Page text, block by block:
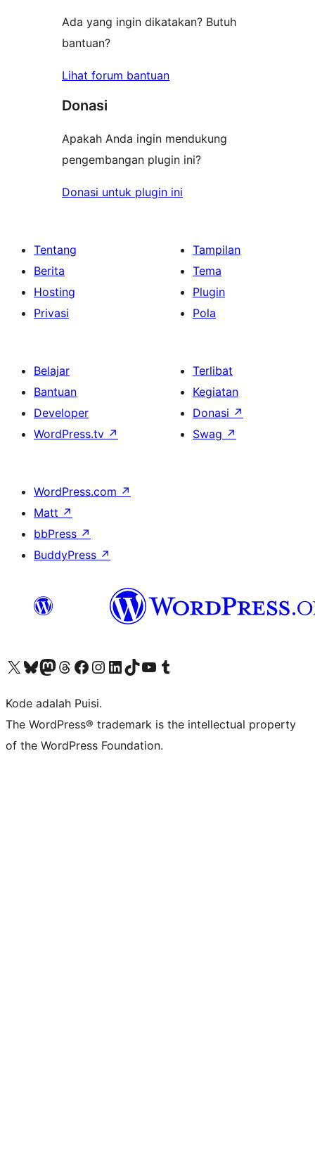
Ada yang ingin dikatakan? Butuh
bantuan?
Lihat forum bantuan
Donasi
Apakah Anda ingin mendukung
pengembangan plugin ini?
Donasi untuk plugin ini
Tentang
Berita
Hosting
Privasi
Tampilan
Tema
Plugin
Pola
Belajar
Bantuan
Developer
WordPress.tv ↗
Terlibat
Kegiatan
Donasi ↗
Swag ↗
WordPress.com ↗
Matt ↗
bbPress ↗
BuddyPress ↗
Kunjungi akun X (sebelumnya Twitter) kamiVisit our Bluesky account
Kunjungi akun Mastodon kami
Visit our Threads account
Kunjungi halaman Facebook kamiKunjungi akun Instagram kamiKunjungi akun LinkedIn kami
Visit our TikTok account
Kunjungi channel YouTube kamiVisit our Tumblr account
Kode adalah Puisi.
The WordPress® trademark is the intellectual property
of the WordPress Foundation.